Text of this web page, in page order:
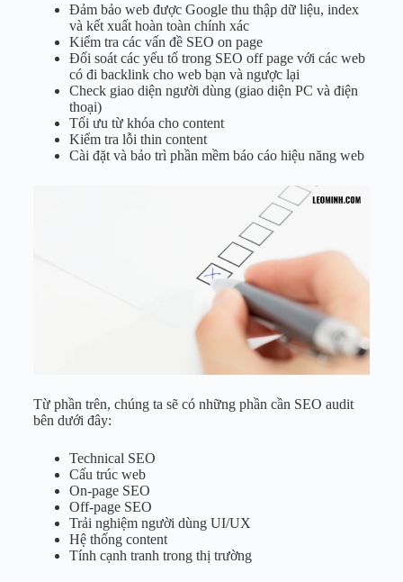
Đảm bảo web được Google thu thập dữ liệu, index
và kết xuất hoàn toàn chính xác
Kiểm tra các vấn đề SEO on page
Đối soát các yếu tố trong SEO off page với các web
có đi backlink cho web bạn và ngược lại
Check giao diện người dùng (giao diện PC và điện
thoại)
Tối ưu từ khóa cho content
Kiểm tra lỗi thin content
Cài đặt và bảo trì phần mềm báo cáo hiệu năng web
Từ phần trên, chúng ta sẽ có những phần cần SEO audit
bên dưới đây:
Technical SEO
Cấu trúc web
On-page SEO
Off-page SEO
Trải nghiệm người dùng UI/UX
Hệ thống content
Tính cạnh tranh trong thị trường